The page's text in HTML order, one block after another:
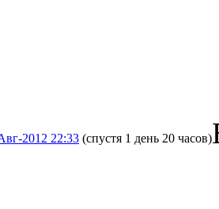
2012 22:33 (спустя 1 день 20 часов)